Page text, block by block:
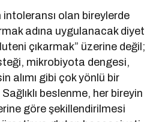
olan bireylerde
adına uygulanacak diyet
çıkarmak” üzerine değil;
mikrobiyota dengesi,
alımı gibi çok yönlü bir
beslenme, her bireyin
göre şekillendirilmesi